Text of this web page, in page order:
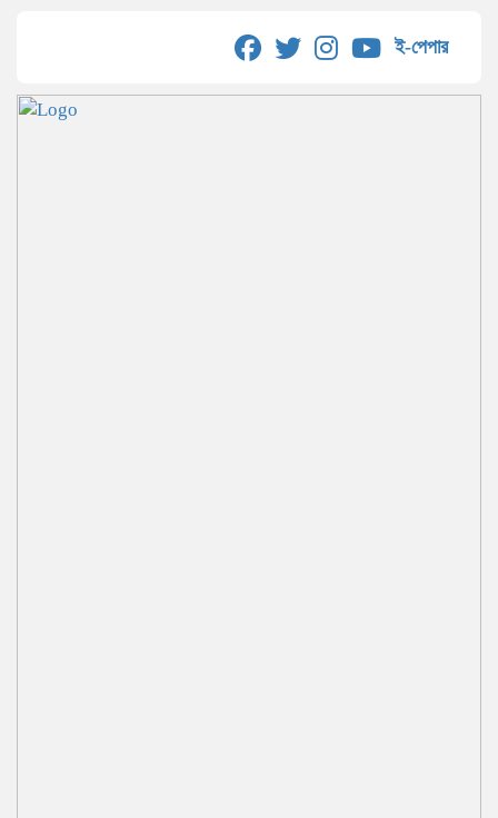
ই-পেপার